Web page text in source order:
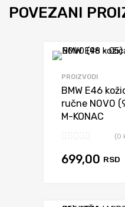
POVEZANI
PROIZVODI
BMW E46
ručne N0V0
M-KONAC
(0
699,00 RSD